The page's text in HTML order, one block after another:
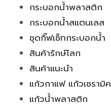
กระบอกน้ำพลาสติก
กระบอกน้ำสแตนเลส
ชุดกิ๊ฟเซ็ทกระบอกน้ำ
สินค้ารักษ์โลก
สินค้าแนะนำ
แก้วกาแฟ แก้วเซรามิค
แก้วน้ำพลาสติก